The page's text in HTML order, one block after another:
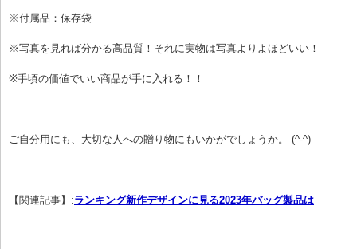
※付属品：保存袋
※写真を見れば分かる高品質！それに実物は写真よりよほどいい！
※手頃の価値でいい商品が手に入れる！！
ご自分用にも、大切な人への贈り物にもいかがでしょうか。 (^-^)
【関連記事】:ランキング新作デザインに見る2023年バッグ製品は